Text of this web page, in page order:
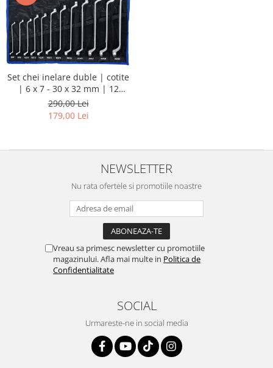
Set chei inelare duble | cotite
| 6 x 7 - 30 x 32 mm | 12
piese
290,00 Lei
179,00 Lei
NEWSLETTER
Nu rata ofertele si promotiile noastre
Vreau sa primesc newsletter cu promotiile
magazinului. Afla mai multe in Politica de
Confidentialitate
SOCIAL
Urmareste-ne in social media